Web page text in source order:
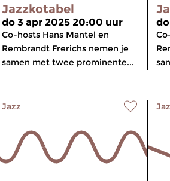
Jazzkotabel
do 3 apr 2025 20:00 uur
Co-hosts Hans Mantel en
Rembrandt Frerichs nemen je
samen met twee prominente...
Jazz